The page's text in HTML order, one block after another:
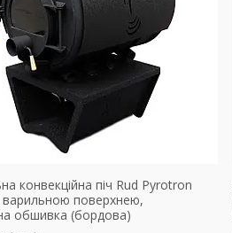
конвекційна піч Rud Pyrotron
варильною поверхнею,
обшивка (бордова)